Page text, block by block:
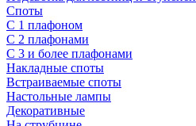
Споты
С 1 плафоном
С 2 плафонами
С 3 и более плафонами
Накладные споты
Встраиваемые споты
Настольные лампы
Декоративные